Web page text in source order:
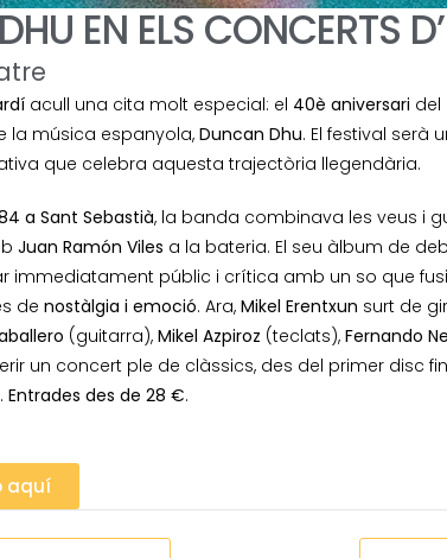
EN ELS CONCERTS
acull una cita molt especial: el 40è aniversari del
la música espanyola, Duncan Dhu. El festival serà
que celebra aquesta trajectòria llegendària.
a Sant Sebastià, la banda combinava les veus i
Juan Ramón Viles a la bateria. El seu àlbum de
immediatament públic i crítica amb un so que
de nostàlgia i emoció. Ara, Mikel Erentxun surt de
(guitarra), Mikel Azpiroz (teclats), Fernando
un concert ple de clàssics, des del primer disc
. Entrades des de 28 €.
aquí